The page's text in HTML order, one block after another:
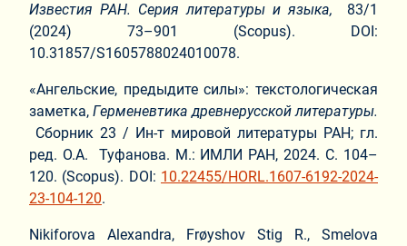
Известия РАН. Серия литературы и языка, 83/1
(2024) 73–901 (Scopus). DOI:
10.31857/S1605788024010078.
«Ангельские, предыдите силы»: текстологическая
заметка, Герменевтика древнерусской литературы.
Сборник 23 / Ин-т мировой литературы РАН; гл.
ред. О.А. Туфанова. М.: ИМЛИ РАН, 2024. С. 104–
120. (Scopus). DOI: 10.22455/HORL.1607-6192-2024-
23-104-120.
Nikiforova Alexandra, Frøyshov Stig R., Smelova